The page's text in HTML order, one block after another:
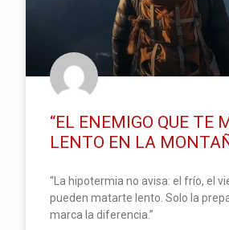
“EL ENEMIGO QUE TE
LENTO EN LA
“La hipotermia no avisa: el frío, el
pueden matarte lento. Solo la
marca la diferencia.”